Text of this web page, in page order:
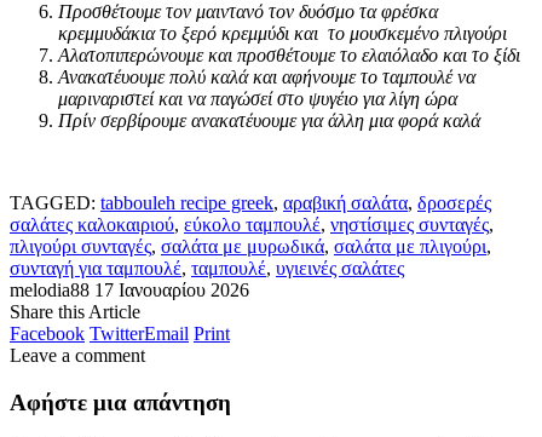
Προσθέτουμε τον μαιντανό τον δυόσμο τα φρέσκα
κρεμμυδάκια το ξερό κρεμμύδι και το μουσκεμένο πλιγούρι
Αλατοπιπερώνουμε και προσθέτουμε το ελαιόλαδο και το ξίδι
Ανακατέυουμε πολύ καλά και αφήνουμε το ταμπουλέ να
μαριναριστεί και να παγώσεί στο ψυγέιο για λίγη ώρα
Πρίν σερβίρουμε ανακατέυουμε για άλλη μια φορά καλά
TAGGED: tabbouleh recipe greek, αραβική σαλάτα, δροσερές
σαλάτες καλοκαιριού, εύκολο ταμπουλέ, νηστίσιμες συνταγές,
πλιγούρι συνταγές, σαλάτα με μυρωδικά, σαλάτα με πλιγούρι,
συνταγή για ταμπουλέ, ταμπουλέ, υγιεινές σαλάτες
melodia88 17 Ιανουαρίου 2026
Share this Article
Facebook TwitterEmail Print
Leave a comment
Αφήστε μια απάντηση